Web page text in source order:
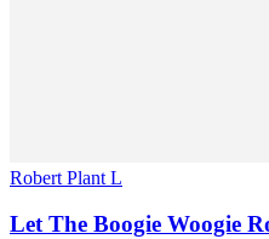
Robert Plant L
Let The Boogie Woogie